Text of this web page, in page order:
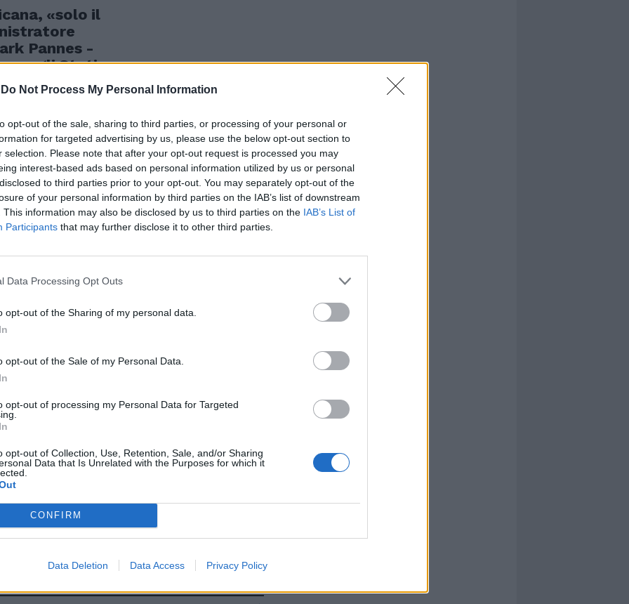
Do Not Process My Personal Information
opt-out of the sale, sharing to third parties, or processing of your personal or
for targeted advertising by us, please use the below opt-out section to
selection. Please note that after your opt-out request is processed you may
interest-based ads based on personal information utilized by us or personal
to third parties prior to your opt-out. You may separately opt-out of the
of your personal information by third parties on the IAB’s list of downstream
This information may also be disclosed by us to third parties on the IAB’s List of
Participants that may further disclose it to other third parties.
Data Processing Opt Outs
opt-out of the Sharing of my personal data.
opt-out of the Sale of my Personal Data.
opt-out of processing my Personal Data for Targeted
opt-out of Collection, Use, Retention, Sale, and/or Sharing
Data that Is Unrelated with the Purposes for which it
CONFIRM
Data Deletion Data Access Privacy Policy
«solo il
Pannes -
negli Stati
della Rsu
al Forlanini
Rsu
e
delle Fs,
in un
su altri